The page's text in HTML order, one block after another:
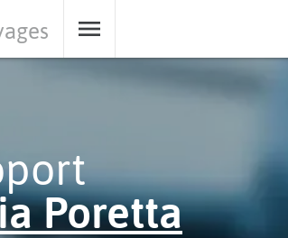
Poretta